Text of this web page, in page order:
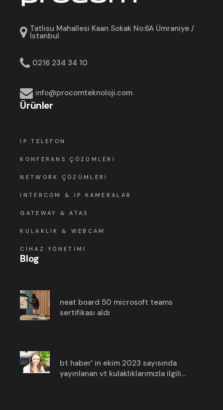
Tatlısu Mahallesi Kaan Sokak No:6A Ümraniye /
İstanbul
0216 234 34 10
info@procomteknoloji.com
Ürünler
IP TELEFON
KONFERANS ÇÖZÜMLERI
NETWORK ÇÖZÜMLERI
INTERCOM & IP KAMERALAR
GATEWAY & ATAS
KULAKLIK & WEBCAM
CIHAZ YÖNETIMI
Blog
neat board 50 microsoft teams
sertifikası aldı
bt haber’ in ekim 2023 sayısında
yayınlanan vt kulaklıklarımızla ilgili